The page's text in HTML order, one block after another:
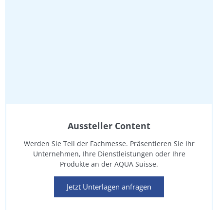
Aussteller Content
Werden Sie Teil der Fachmesse. Präsentieren Sie Ihr
Unternehmen, Ihre Dienstleistungen oder Ihre
Produkte an der AQUA Suisse.
Jetzt Unterlagen anfragen